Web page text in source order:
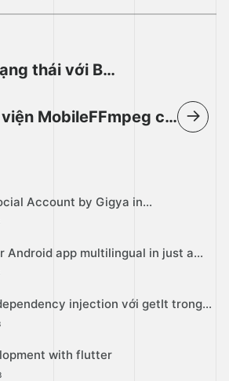
Quản lý Trạng thái với Bloc
Giới thiệu Thư viện MobileFFmpeg cho Android →
Account by Gigya in
Android app multilingual in just a
steps with WOVN
injection với getIt trong
with flutter